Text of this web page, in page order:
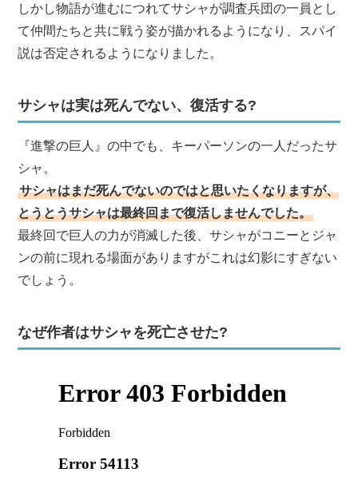
しかし物語が進むにつれてサシャが調査兵団の一員とし
て仲間たちと共に戦う姿が描かれるようになり、スパイ
説は否定されるようになりました。
サシャは実は死んでない、復活する?
『進撃の巨人』の中でも、キーパーソンの一人だったサ
シャ。
サシャはまだ死んでないのではと思いたくなりますが、
とうとうサシャは最終回まで復活しませんでした。
最終回で巨人の力が消滅した後、サシャがコニーとジャ
ンの前に現れる場面がありますがこれは幻影にすぎない
でしょう。
なぜ作者はサシャを死亡させた?